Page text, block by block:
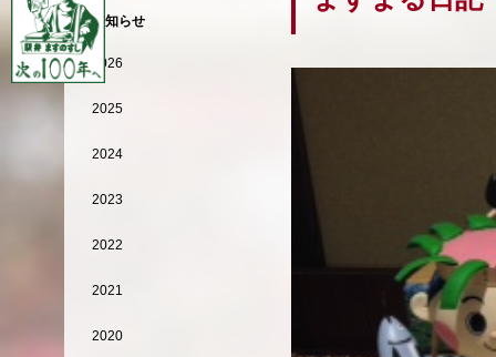
お知らせ
2026
2025
2024
2023
2022
2021
2020